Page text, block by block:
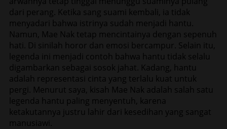
dari perang. Ketika sang suami kembali, ia tidak
menyadari bahwa istrinya sudah menjadi hantu.
Namun, Mae Nak tetap mencintainya dengan sepenuh
hati. Di sinilah horor dan emosi bercampur. Selain itu,
legenda ini menjadi contoh bahwa hantu tidak selalu
digambarkan sebagai sosok jahat. Kadang, hantu
adalah representasi cinta yang terlalu kuat untuk
pergi. Menurut saya, kisah Mae Nak adalah salah satu
legenda hantu paling menyentuh, karena
ketakutannya justru lahir dari kesedihan yang sangat
manusiawi.